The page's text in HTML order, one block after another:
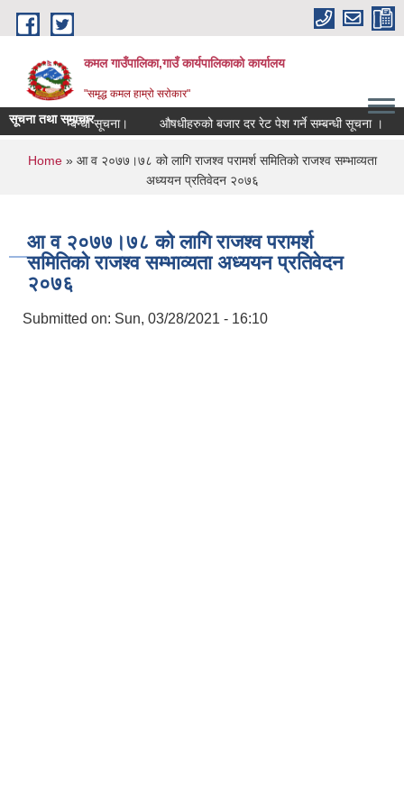
Skip to main content
कमल गाउँपालिका,गाउँ कार्यपालिकाको कार्यालय
"समृद्ध कमल हाम्रो सरोकार"
सूचना तथा समाचार
कर छुट सम्बन्धी सूचना। औषधीहरुको बजार दर रेट पेश गर्ने सम्बन्धी सूचना ।
You are here
Home» आ व २०७७।७८ को लागि राजश्व परामर्श समितिको राजश्व सम्भाव्यता
अध्ययन प्रतिवेदन २०७६
आ व २०७७।७८ को लागि राजश्व परामर्श
समितिको राजश्व सम्भाव्यता अध्ययन प्रतिवेदन
२०७६
Submitted on: Sun, 03/28/2021 - 16:10